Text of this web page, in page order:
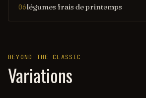
06légumes frais de printemps
BEYOND THE CLASSIC
Variations